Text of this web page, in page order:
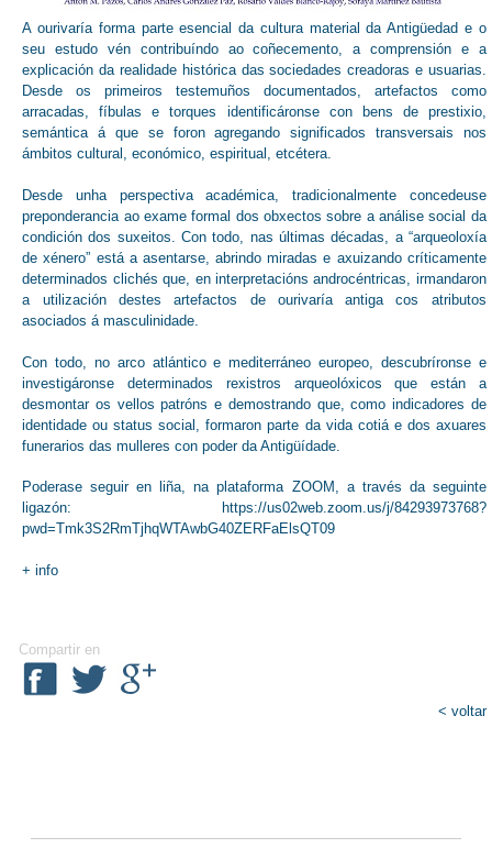
A ourivaría forma parte esencial da cultura material da Antigüedad e o
seu estudo vén contribuíndo ao coñecemento, a comprensión e a
explicación da realidade histórica das sociedades creadoras e usuarias.
Desde os primeiros testemuños documentados, artefactos como
arracadas, fíbulas e torques identificáronse con bens de prestixio,
semántica á que se foron agregando significados transversais nos
ámbitos cultural, económico, espiritual, etcétera.
Desde unha perspectiva académica, tradicionalmente concedeuse
preponderancia ao exame formal dos obxectos sobre a análise social da
condición dos suxeitos. Con todo, nas últimas décadas, a “arqueoloxía
de xénero” está a asentarse, abrindo miradas e axuizando críticamente
determinados clichés que, en interpretacións androcéntricas, irmandaron
a utilización destes artefactos de ourivaría antiga cos atributos
asociados á masculinidade.
Con todo, no arco atlántico e mediterráneo europeo, descubríronse e
investigáronse determinados rexistros arqueolóxicos que están a
desmontar os vellos patróns e demostrando que, como indicadores de
identidade ou status social, formaron parte da vida cotiá e dos axuares
funerarios das mulleres con poder da Antigüídade.
Poderase seguir en liña, na plataforma ZOOM, a través da seguinte
ligazón:
https://us02web.zoom.us/j/84293973768?
pwd=Tmk3S2RmTjhqWTAwbG40ZERFaElsQT09
+info
Compartir en
< voltar